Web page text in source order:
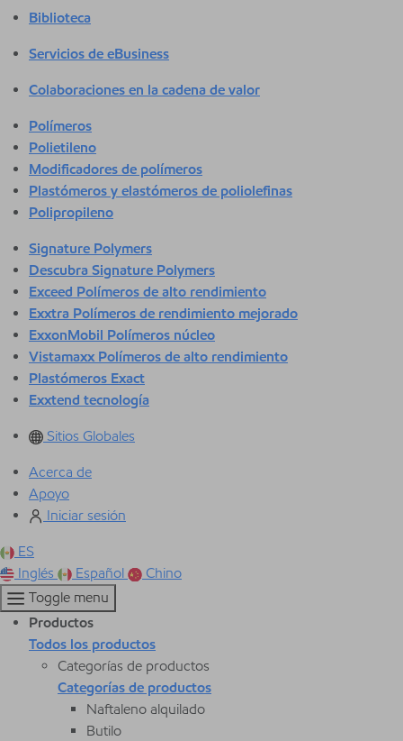
Biblioteca
Servicios de eBusiness
Colaboraciones en la cadena de valor
Polímeros
Polietileno
Modificadores de polímeros
Plastómeros y elastómeros de poliolefinas
Polipropileno
Signature Polymers
Descubra Signature Polymers
Exceed Polímeros de alto rendimiento
Exxtra Polímeros de rendimiento mejorado
ExxonMobil Polímeros núcleo
Vistamaxx Polímeros de alto rendimiento
Plastómeros Exact
Exxtend tecnología
Sitios Globales
Acerca de
Apoyo
Iniciar sesión
ES
Inglés
Español
Chino
Toggle menu
Productos
Todos los productos
Categorías de productos
Categorías de productos
Naftaleno alquilado
Butilo